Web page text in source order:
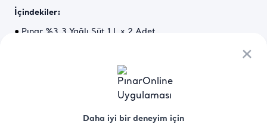
×
Daha iyi bir deneyim için
×
Daha iyi bir deneyim için
İçindekiler:
● Pınar %3.3 Yağlı Süt 1 L x 2 Adet
Pınar Denge Laktozsuz Süt 1 L x 2 Adet